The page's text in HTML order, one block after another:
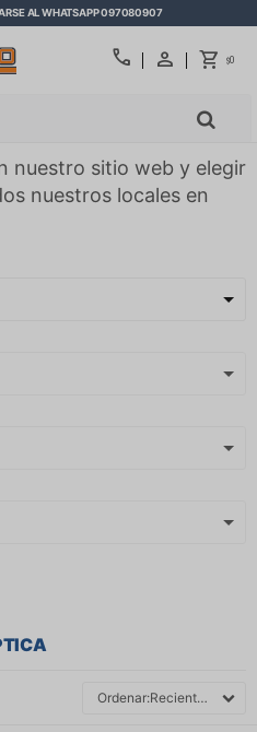
AL WHATSAPP 097080907
call $0
nuestro sitio web y elegir
nuestros locales en
Recientes